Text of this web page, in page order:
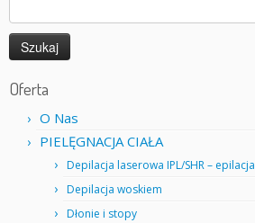
Oferta
O Nas
PIELĘGNACJA CIAŁA
Depilacja laserowa IPL/SHR – epilacja
Depilacja woskiem
Dłonie i stopy